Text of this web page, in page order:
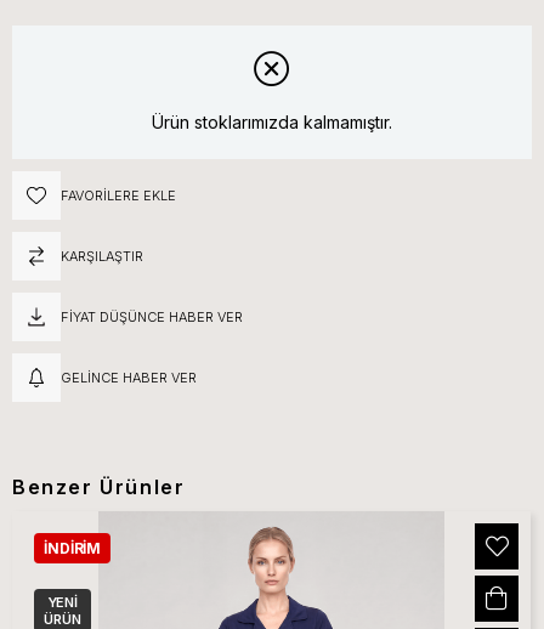
Ürün stoklarımızda kalmamıştır.
FAVORILERE EKLE
KARŞILAŞTIR
FIYAT DÜŞÜNCE HABER VER
GELINCE HABER VER
Benzer Ürünler
İNDIRIM
YENI
ÜRÜN